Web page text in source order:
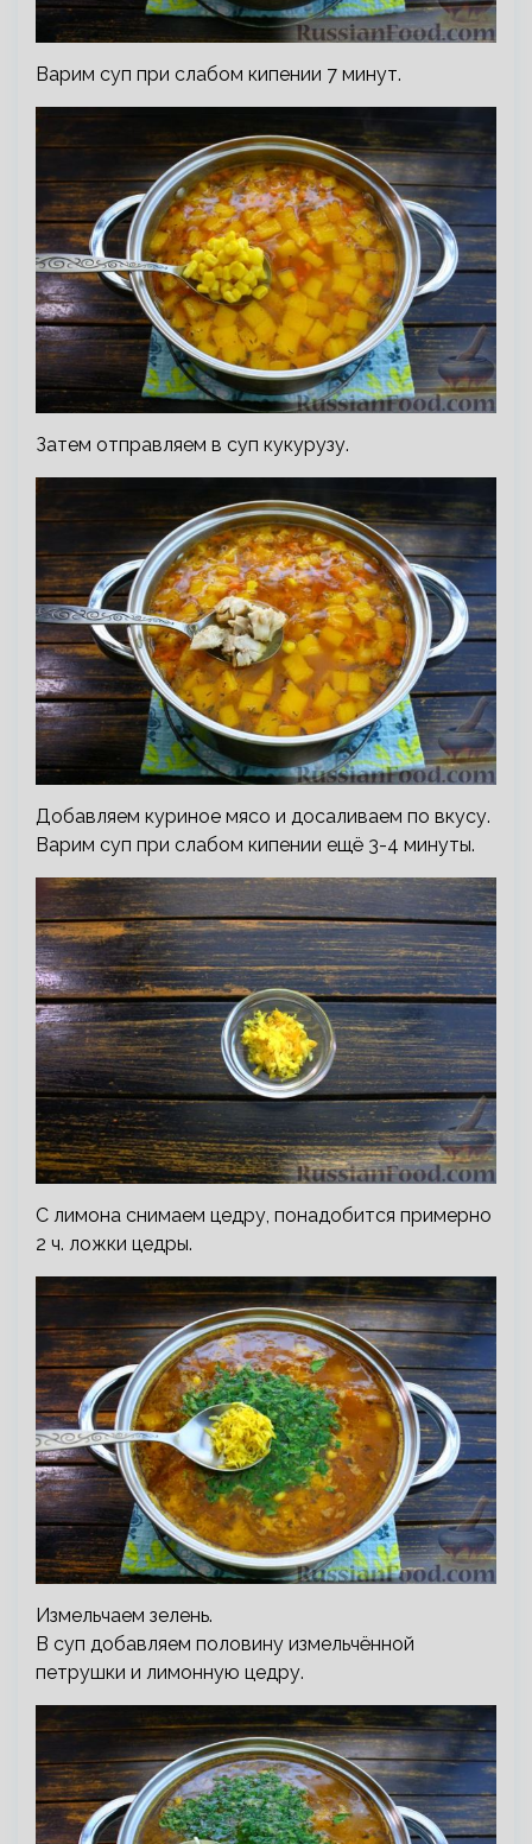
Варим суп при слабом кипении 7 минут.
Затем отправляем в суп кукурузу.
Добавляем куриное мясо и досаливаем по вкусу.
Варим суп при слабом кипении ещё 3-4 минуты.
С лимона снимаем цедру, понадобится примерно
2 ч. ложки цедры.
Измельчаем зелень.
В суп добавляем половину измельчённой
петрушки и лимонную цедру.